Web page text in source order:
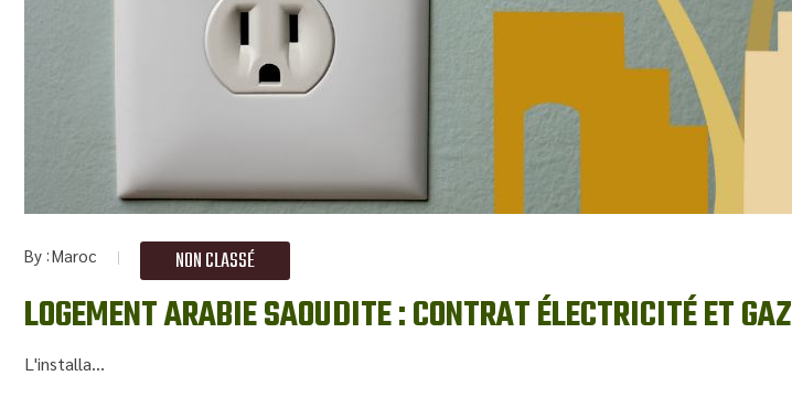
By Maroc NON CLASSÉ
LOGEMENT ARABIE SAOUDITE : CONTRAT ÉLECTRICITÉ ET GAZ
L'installa...